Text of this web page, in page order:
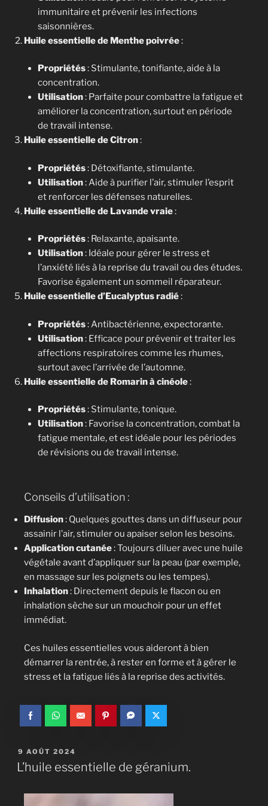
immunitaire et prévenir les infections
saisonnières.
Huile essentielle de Menthe poivrée:
Propriétés: Stimulante, tonifiante, aide à la
concentration.
Utilisation: Parfaite pour combattre la fatigue et
améliorer la concentration, surtout en période
de travail intense.
Huile essentielle de Citron:
Propriétés: Détoxifiante, stimulante.
Utilisation: Aide à purifier l’air, stimuler l’esprit
et renforcer les défenses naturelles.
Huile essentielle de Lavande vraie:
Propriétés: Relaxante, apaisante.
Utilisation: Idéale pour gérer le stress et
l’anxiété liés à la reprise du travail ou des études.
Favorise également un sommeil réparateur.
Huile essentielle d’Eucalyptus radié:
Propriétés: Antibactérienne, expectorante.
Utilisation: Efficace pour prévenir et traiter les
affections respiratoires comme les rhumes,
surtout avec l’arrivée de l’automne.
Huile essentielle de Romarin à cinéole:
Propriétés: Stimulante, tonique.
Utilisation: Favorise la concentration, combat la
fatigue mentale, et est idéale pour les périodes
de révisions ou de travail intense.
Conseils d’utilisation :
Diffusion: Quelques gouttes dans un diffuseur pour
assainir l’air, stimuler ou apaiser selon les besoins.
Application cutanée: Toujours diluer avec une huile
végétale avant d’appliquer sur la peau (par exemple,
en massage sur les poignets ou les tempes).
Inhalation: Directement depuis le flacon ou en
inhalation sèche sur un mouchoir pour un effet
immédiat.
Ces huiles essentielles vous aideront à bien
démarrer la rentrée, à rester en forme et à gérer le
stress et la fatigue liés à la reprise des activités.
9 AOÛT 2024
L’huile essentielle de géranium.